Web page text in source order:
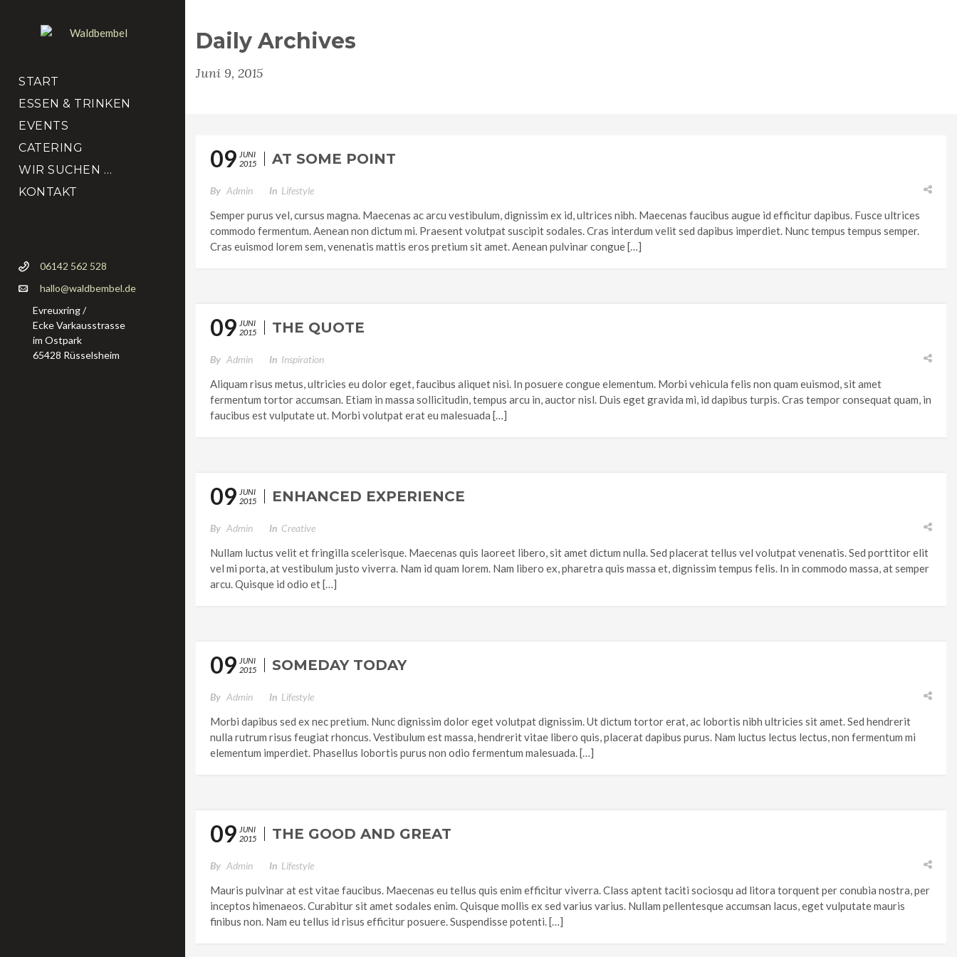
START
ESSEN & TRINKEN
EVENTS
CATERING
WIR SUCHEN …
KONTAKT
06142 562 528
hallo@waldbembel.de
Evreuxring /
Ecke Varkausstrasse
im Ostpark
65428 Rüsselsheim
Daily Archives
Juni 9, 2015
09 JUNI
2015
AT SOME POINT
By Admin In Lifestyle
Semper purus vel, cursus magna. Maecenas ac arcu vestibulum, dignissim ex id, ultrices nibh. Maecenas faucibus augue id efficitur dapibus. Fusce ultrices
commodo fermentum. Aenean non dictum mi. Praesent volutpat suscipit sodales. Cras interdum velit sed dapibus imperdiet. Nunc tempus tempus semper.
Cras euismod lorem sem, venenatis mattis eros pretium sit amet. Aenean pulvinar congue […]
09 JUNI
2015
THE QUOTE
By Admin In Inspiration
Aliquam risus metus, ultricies eu dolor eget, faucibus aliquet nisi. In posuere congue elementum. Morbi vehicula felis non quam euismod, sit amet
fermentum tortor accumsan. Etiam in massa sollicitudin, tempus arcu in, auctor nisl. Duis eget gravida mi, id dapibus turpis. Cras tempor consequat quam, in
faucibus est vulputate ut. Morbi volutpat erat eu malesuada […]
09 JUNI
2015
ENHANCED EXPERIENCE
By Admin In Creative
Nullam luctus velit et fringilla scelerisque. Maecenas quis laoreet libero, sit amet dictum nulla. Sed placerat tellus vel volutpat venenatis. Sed porttitor elit
vel mi porta, at vestibulum justo viverra. Nam id quam lorem. Nam libero ex, pharetra quis massa et, dignissim tempus felis. In in commodo massa, at semper
arcu. Quisque id odio et […]
09 JUNI
2015
SOMEDAY TODAY
By Admin In Lifestyle
Morbi dapibus sed ex nec pretium. Nunc dignissim dolor eget volutpat dignissim. Ut dictum tortor erat, ac lobortis nibh ultricies sit amet. Sed hendrerit
nulla rutrum risus feugiat rhoncus. Vestibulum est massa, hendrerit vitae libero quis, placerat dapibus purus. Nam luctus lectus lectus, non fermentum mi
elementum imperdiet. Phasellus lobortis purus non odio fermentum malesuada. […]
09 JUNI
2015
THE GOOD AND GREAT
By Admin In Lifestyle
Mauris pulvinar at est vitae faucibus. Maecenas eu tellus quis enim efficitur viverra. Class aptent taciti sociosqu ad litora torquent per conubia nostra, per
inceptos himenaeos. Curabitur sit amet sodales enim. Quisque mollis ex sed varius varius. Nullam pellentesque accumsan lacus, eget vulputate mauris
finibus non. Nam eu tellus id risus efficitur posuere. Suspendisse potenti. […]